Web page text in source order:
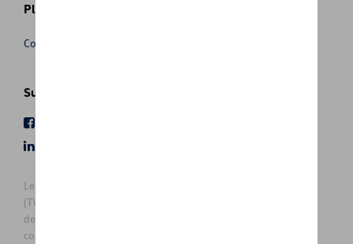
Plus d'informations
Conditions de vente
Suivez nous
Les prix affichés sur le présent site sont des prix recommandés
(TVAc), hors éventuels frais de montage. Pour connaitre le prix
de vente actuel et les éventuels frais de montage, veuillez
contacter votre concessionnaire/agent. Les prix recommandés